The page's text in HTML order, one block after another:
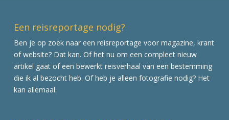
Een reisreportage nodig?
Ben je op zoek naar een reisreportage voor magazine, krant
of website? Dat kan. Of het nu om een compleet nieuw
artikel gaat of een bewerkt reisverhaal van een bestemming
die ik al bezocht heb. Of heb je alleen fotografie nodig? Het
kan allemaal.